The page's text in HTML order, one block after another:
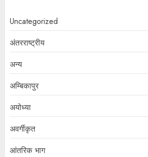
Uncategorized
अंतरराष्ट्रीय
अन्य
अम्बिकापुर
अयोध्या
अवर्गीकृत
आंतरिक भाग